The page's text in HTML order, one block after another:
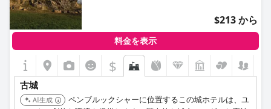
$213 から
料金を表示
$
古城
AI生成
ペンブルックシャーに位置するこの城ホテルは、ユ